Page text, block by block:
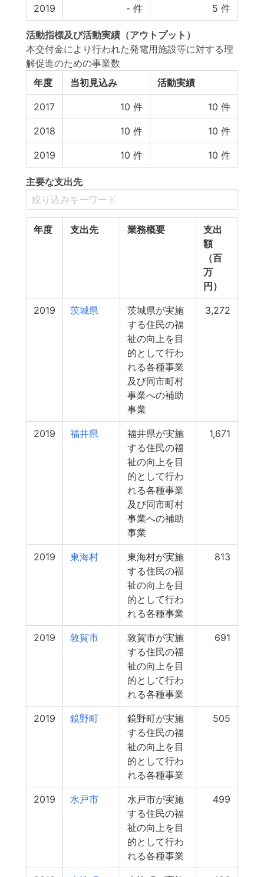
2019 - 件 5 件
活動指標及び活動実績 （アウトプット）
本交付金により行われた発電用施設等に対する理
解促進のための事業数
年度
当初見込み 活動実績
2017 10 件 10 件
2018 10 件 10 件
2019 10 件 10 件
主要な支出先
年度 支出先 業務概要
支出
額
（百
万
円）
2019 茨城県
茨城県が実施
する住民の福
祉の向上を目
的として行わ
れる各種事業
及び同市町村
事業への補助
事業
3,272
2019 福井県
福井県が実施
する住民の福
祉の向上を目
的として行わ
れる各種事業
及び同市町村
事業への補助
事業
1,671
2019 東海村
東海村が実施
する住民の福
祉の向上を目
的として行わ
れる各種事業
813
2019 敦賀市
敦賀市が実施
する住民の福
祉の向上を目
的として行わ
れる各種事業
691
2019 鏡野町
鏡野町が実施
する住民の福
祉の向上を目
的として行わ
れる各種事業
505
2019 水戸市
水戸市が実施
する住民の福
祉の向上を目
的として行わ
れる各種事業
499